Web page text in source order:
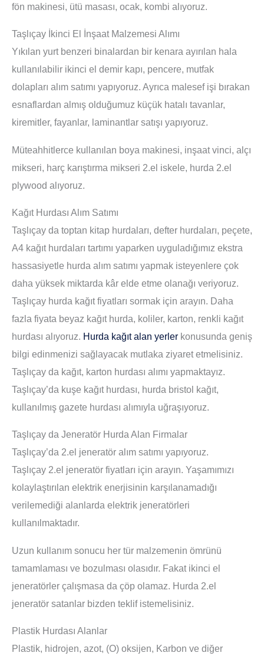
fön makinesi, ütü masası, ocak, kombi alıyoruz.
Taşlıçay İkinci El İnşaat Malzemesi Alımı
Yıkılan yurt benzeri binalardan bir kenara ayırılan hala
kullanılabilir ikinci el demir kapı, pencere, mutfak
dolapları alım satımı yapıyoruz. Ayrıca malesef işi bırakan
esnaflardan almış olduğumuz küçük hatalı tavanlar,
kiremitler, fayanlar, laminantlar satışı yapıyoruz.
Müteahhitlerce kullanılan boya makinesi, inşaat vinci, alçı
mikseri, harç karıştırma mikseri 2.el iskele, hurda 2.el
plywood alıyoruz.
Kağıt Hurdası Alım Satımı
Taşlıçay da toptan kitap hurdaları, defter hurdaları, peçete,
A4 kağıt hurdaları tartımı yaparken uyguladığımız ekstra
hassasiyetle hurda alım satımı yapmak isteyenlere çok
daha yüksek miktarda kâr elde etme olanağı veriyoruz.
Taşlıçay hurda kağıt fiyatları sormak için arayın. Daha
fazla fiyata beyaz kağıt hurda, koliler, karton, renkli kağıt
hurdası alıyoruz. Hurda kağıt alan yerler konusunda geniş
bilgi edinmenizi sağlayacak mutlaka ziyaret etmelisiniz.
Taşlıçay da kağıt, karton hurdası alımı yapmaktayız.
Taşlıçay’da kuşe kağıt hurdası, hurda bristol kağıt,
kullanılmış gazete hurdası alımıyla uğraşıyoruz.
Taşlıçay da Jeneratör Hurda Alan Firmalar
Taşlıçay’da 2.el jeneratör alım satımı yapıyoruz.
Taşlıçay 2.el jeneratör fiyatları için arayın. Yaşamımızı
kolaylaştırılan elektrik enerjisinin karşılanamadığı
verilemediği alanlarda elektrik jeneratörleri
kullanılmaktadır.
Uzun kullanım sonucu her tür malzemenin ömrünü
tamamlaması ve bozulması olasıdır. Fakat ikinci el
jeneratörler çalışmasa da çöp olamaz. Hurda 2.el
jeneratör satanlar bizden teklif istemelisiniz.
Plastik Hurdası Alanlar
Plastik, hidrojen, azot, (O) oksijen, Karbon ve diğer